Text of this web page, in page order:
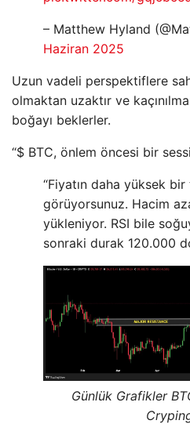
– Matthew Hyland
Haziran 2025
Uzun vadeli perspektiflere
olmaktan uzaktır ve
boğayı beklerler.
“$ BTC, önlem öncesi bir
“Fiyatın daha yüksek bir
görüyorsunuz. Hacim
yükleniyor. RSI bile
sonraki durak 120.000
Günlük Grafikler